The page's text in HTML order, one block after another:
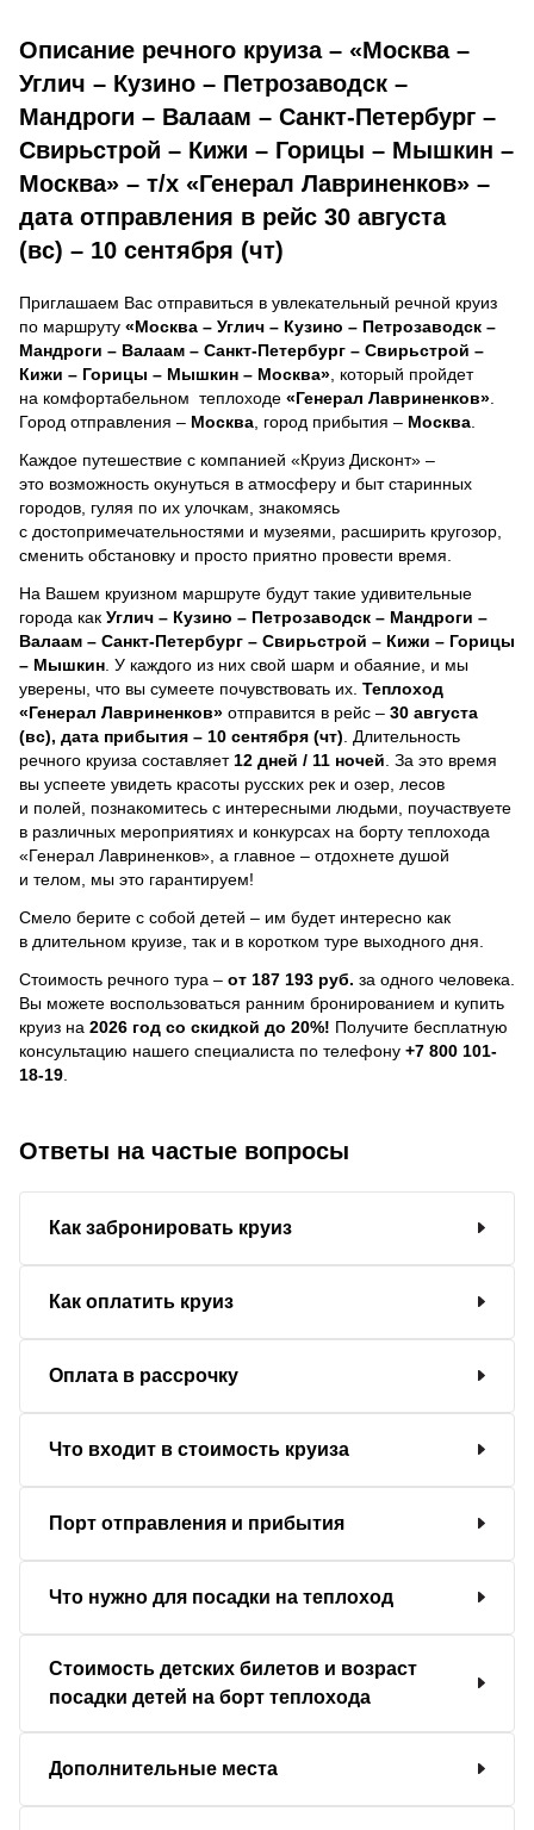
Описание речного круиза – «Москва –
Углич – Кузино – Петрозаводск –
Мандроги – Валаам – Санкт-Петербург –
Свирьстрой – Кижи – Горицы – Мышкин –
Москва» – т/х «Генерал Лавриненков» –
дата отправления в рейс 30 августа
(вс) – 10 сентября (чт)
Приглашаем Вас отправиться в увлекательный речной круиз
по маршруту «Москва – Углич – Кузино – Петрозаводск –
Мандроги – Валаам – Санкт-Петербург – Свирьстрой –
Кижи – Горицы – Мышкин – Москва» , который пройдет
на комфортабельном теплоходе «Генерал Лавриненков»
Город отправления – Москва , город прибытия – Москва
Каждое путешествие с компанией «Круиз Дисконт» –
это возможность окунуться в атмосферу и быт старинных
городов, гуляя по их улочкам, знакомясь
с достопримечательностями и музеями, расширить кругозор,
сменить обстановку и просто приятно провести время.
На Вашем круизном маршруте будут такие удивительные
города как Углич – Кузино – Петрозаводск – Мандроги –
Валаам – Санкт-Петербург – Свирьстрой – Кижи – Горицы
– Мышкин . У каждого из них свой шарм и обаяние, и мы
уверены, что вы сумеете почувствовать их. Теплоход
«Генерал Лавриненков» отправится в рейс – 30 августа
(вс), дата прибытия – 10 сентября (чт) . Длительность
речного круиза составляет 12 дней / 11 ночей За это время
вы успеете увидеть красоты русских рек и озер, лесов
и полей, познакомитесь с интересными людьми, поучаствуете
в различных мероприятиях и конкурсах на борту теплохода
«Генерал Лавриненков», а главное – отдохнете душой
и телом, мы это гарантируем!
Смело берите с собой детей – им будет интересно как
в длительном круизе, так и в коротком туре выходного дня.
Стоимость речного тура – от 187 193 руб. за одного человека.
Вы можете воспользоваться ранним бронированием и купить
круиз на 2026 год со скидкой до 20%! Получите бесплатную
консультацию нашего специалиста по телефону +7 800 101-
18-19
Ответы на частые вопросы
Как забронировать круиз
Как оплатить круиз
Оплата в рассрочку
Что входит в стоимость круиза
Порт отправления и прибытия
Что нужно для посадки на теплоход
Стоимость детских билетов и возраст
посадки детей на борт теплохода
Дополнительные места